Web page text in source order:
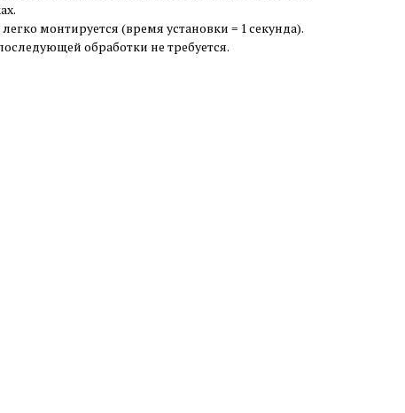
монтируется (время установки = 1 секунда).
обработки не требуется.